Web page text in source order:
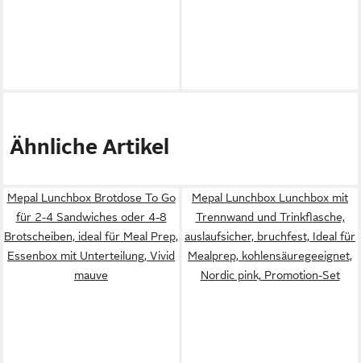
Ähnliche Artikel
Mepal Lunchbox Brotdose To Go
für 2-4 Sandwiches oder 4-8
Brotscheiben, ideal für Meal Prep,
Essenbox mit Unterteilung, Vivid
mauve
Mepal Lunchbox Lunchbox mit
Trennwand und Trinkflasche,
auslaufsicher, bruchfest, Ideal für
Mealprep, kohlensäuregeeignet,
Nordic pink, Promotion-Set